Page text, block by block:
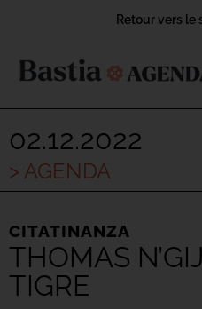
Retour vers le
02.12.2022
> AGENDA
CITATINANZA
THOMAS
TIGRE